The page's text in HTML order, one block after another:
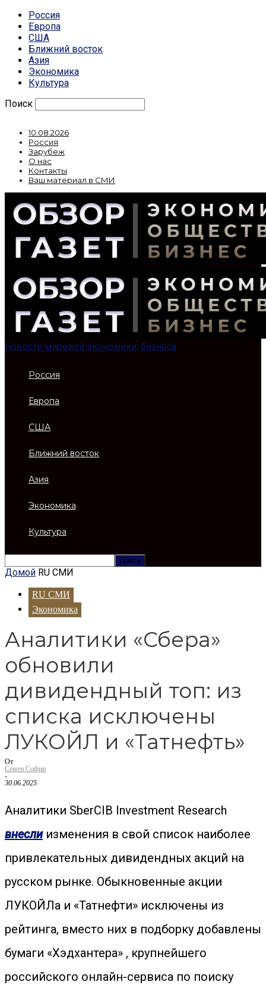
Россия
Европа
США
Ближний восток
Азия
Экономика
Культура
Поиск
10.08.2026
Россия
Зарубеж
О нас
Контакты
Ваш материал в СМИ
Новости мировой экономики, бизнеса
Россия
Европа
США
Ближний восток
Азия
Экономика
Культура
Домой RU СМИ
RU СМИ
Экономика
Аналитики «Сбера»
обновили
дивидендный топ: из
списка исключены
ЛУКОЙЛ и «Татнефть»
От
Семен Софин
-
30.06.2025
Аналитики SberCIB Investment Research
внесли изменения в свой список наиболее
привлекательных дивидендных акций на
русском рынке. Обыкновенные акции
ЛУКОЙЛа и «Татнефти» исключены из
рейтинга, вместо них в подборку добавлены
бумаги «Хэдхантера» , крупнейшего
российского онлайн-сервиса по поиску